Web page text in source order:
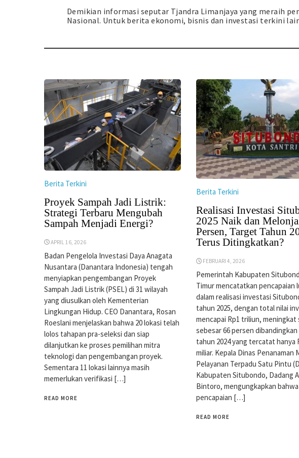
Demikian informasi seputar Tjandra Limanjaya yang meraih
Nasional. Untuk berita ekonomi, bisnis dan investasi terkini
Berita Terkini
Proyek Sampah Jadi Listrik:
Strategi Terbaru Mengubah
Sampah Menjadi Energi?
APRIL 16, 2026
Badan Pengelola Investasi Daya Anagata
Nusantara (Danantara Indonesia) tengah
menyiapkan pengembangan Proyek
Sampah Jadi Listrik (PSEL) di 31 wilayah
yang diusulkan oleh Kementerian
Lingkungan Hidup. CEO Danantara, Rosan
Roeslani menjelaskan bahwa 20 lokasi telah
lolos tahapan pra-seleksi dan siap
dilanjutkan ke proses pemilihan mitra
teknologi dan pengembangan proyek.
Sementara 11 lokasi lainnya masih
memerlukan verifikasi […]
READ MORE
Berita Terkini
Realisasi Investasi
2025 Naik dan
Persen, Target Tahun
Terus Ditingkatkan?
FEBRUARI 4, 2026
Pemerintah Kabupaten
Timur mencatatkan pencapaian
dalam realisasi investasi
tahun 2025, dengan total nilai
mencapai Rp1 triliun, meningkat
sebesar 66 persen
tahun 2024 yang tercatat hanya
miliar. Kepala Dinas Penanaman
Pelayanan Terpadu Satu Pintu
Kabupaten Situbondo, Dadang
Bintoro, mengungkapkan bahwa
pencapaian […]
READ MORE